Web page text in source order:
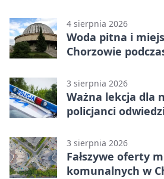
4 sierpnia 2026
Woda pitna i
Chorzowie
3 sierpnia 2026
Ważna lekcja dla
policjanci
3 sierpnia 2026
Fałszywe oferty
komunalnych w